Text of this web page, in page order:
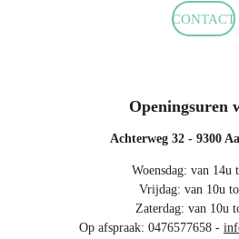
CONTACT
Openingsuren
Achterweg 32 - 9300
Woensdag: van 14u
Vrijdag: van 10u
Zaterdag: van 10u
Op afspraak: 0476577658 -